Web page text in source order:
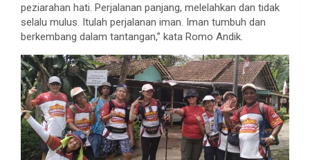
peziarahan hati. Perjalanan panjang, melelahkan dan tidak
selalu mulus. Itulah perjalanan iman. Iman tumbuh dan
berkembang dalam tantangan,” kata Romo Andik.